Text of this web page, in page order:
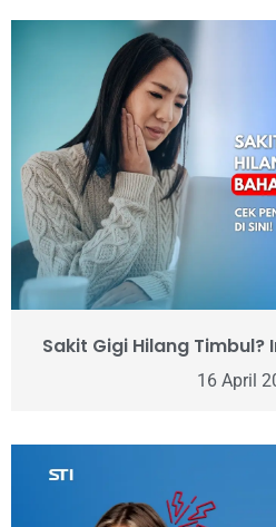
Sakit Gigi Hilang Timbul?
16 April